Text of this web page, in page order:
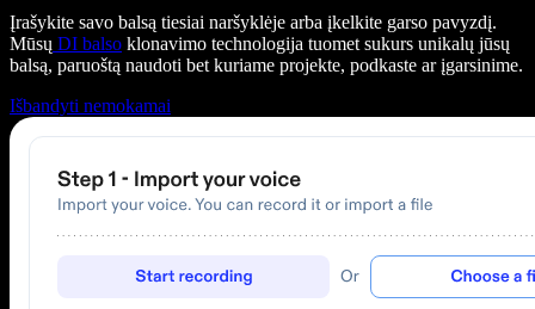
Įrašykite savo balsą tiesiai naršyklėje arba įkelkite garso pavyzdį.
Mūsų DI balso klonavimo technologija tuomet sukurs unikalų jūsų
balsą, paruoštą naudoti bet kuriame projekte, podkaste ar įgarsinime.
Išbandyti nemokamai